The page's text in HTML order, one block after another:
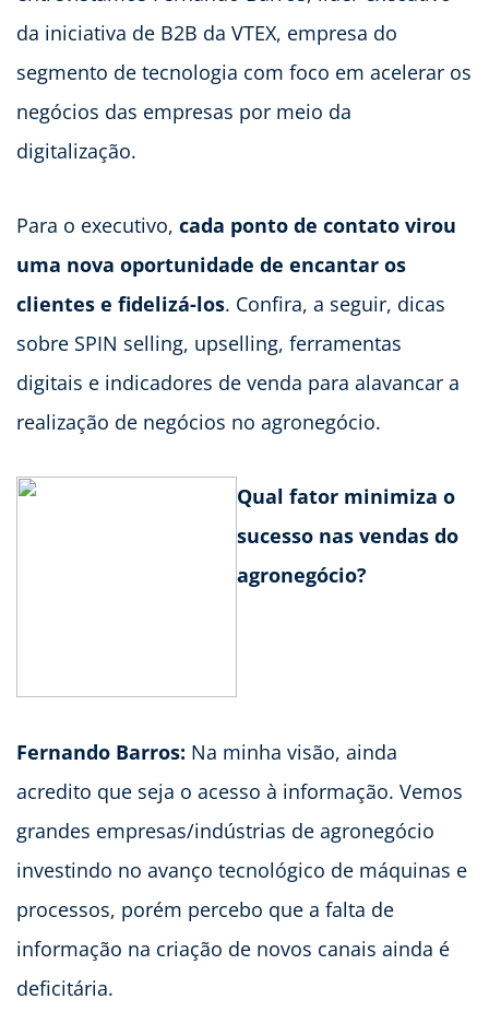
da iniciativa de B2B da VTEX, empresa do
segmento de tecnologia com foco em acelerar os
negócios das empresas por meio da
digitalização.
Para o executivo, cada ponto de contato virou
uma nova oportunidade de encantar os
clientes e fidelizá-los. Confira, a seguir, dicas
sobre SPIN selling, upselling, ferramentas
digitais e indicadores de venda para alavancar a
realização de negócios no agronegócio.
Qual fator minimiza o
sucesso nas vendas do
agronegócio?
Fernando Barros: Na minha visão, ainda
acredito que seja o acesso à informação. Vemos
grandes empresas/indústrias de agronegócio
investindo no avanço tecnológico de máquinas e
processos, porém percebo que a falta de
informação na criação de novos canais ainda é
deficitária.